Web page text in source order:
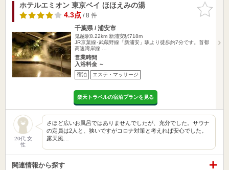
お気に入
りに追加
ホテルエミオン 東京ベイ ほほえみの湯
4.3点/ 8 件
千葉県 / 浦安市
鬼越駅8.22km 新浦安駅718m
JR京葉線･武蔵野線「新浦安」駅より徒歩約7分です。首都
高速湾岸線 …
営業時間
入浴料金 ～
宿泊 エステ・マッサージ
楽天トラベルの宿泊プランを見る
20代 女
性
さほど広いお風呂ではありませんでしたが、充分でした。サウナ
の定員は2人と、狭いですがコロナ対策と考えれば安心でした。
露天風…
関連情報から探す